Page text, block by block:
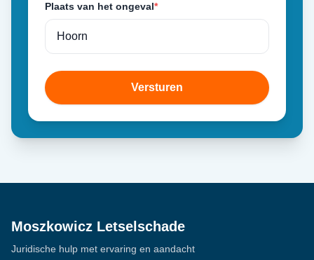
Plaats van het ongeval*
Versturen
Moszkowicz Letselschade
Juridische hulp met ervaring en aandacht